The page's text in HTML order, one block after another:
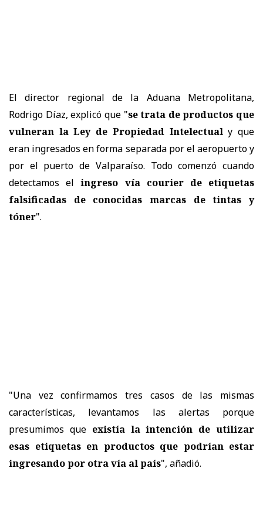
El director regional de la Aduana Metropolitana,
Rodrigo Díaz, explicó que "se trata de productos que
vulneran la Ley de Propiedad Intelectualy que
eran ingresados en forma separada por el aeropuerto y
por el puerto de Valparaíso. Todo comenzó cuando
detectamos elingreso vía courier de etiquetas
falsificadas de conocidas marcas de tintas y
tóner".
"Una vez confirmamos tres casos de las mismas
características, levantamos las alertas porque
presumimos que existía la intención de utilizar
esas etiquetas en productos que podrían estar
ingresando por otra vía al país", añadió.